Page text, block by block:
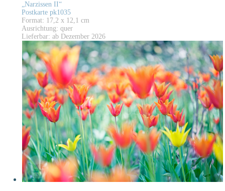
„Narzissen II“
Postkarte pk1035
Format: 17,2 x 12,1 cm
Ausrichtung: quer
Lieferbar: ab Dezember 2026